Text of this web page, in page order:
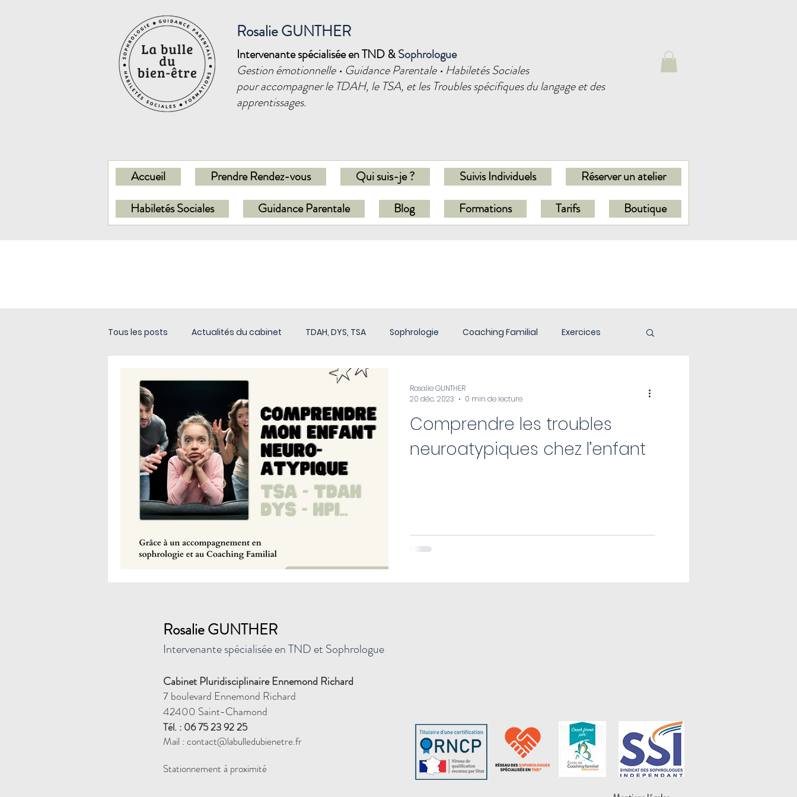
Rosalie GUNTHER
Intervenante spécialisée en TND &Sophrologue
Gestion émotionnelle • Guidance Parentale • Habiletés Sociales
pour accompagner le TDAH, le TSA, et les Troubles spécifiques du langage et des
apprentissages.
Accueil Prendre Rendez-vous Qui suis-je ? Suivis Individuels
Réserver un atelier
Habiletés Sociales
Guidance Parentale Blog Formations Tarifs Boutique
Tous les posts Actualités du cabinet TDAH, DYS, TSA Sophrologie Coaching Familial Exercices
Comprendre les troubles
neuroatypiques chez l’enfant
Rosalie GUNTHER
20 déc. 2023
0 min de lecture
Rosalie GUNTHER
Intervenante spécialisée en TND et Sophrologue
Cabinet Pluridisciplinaire Ennemond Richard
7 boulevard Ennemond Richard
42400 Saint-Chamond
Tél. : 06 75 23 92 25
Mail : contact@labulledubienetre.fr
Stationnement à proximité